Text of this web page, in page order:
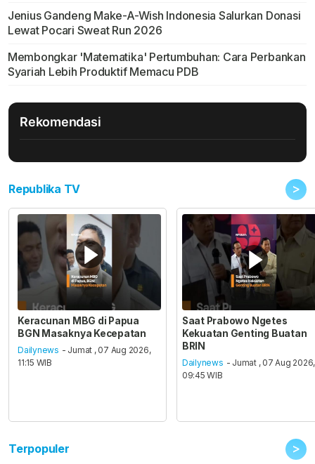
Jenius Gandeng Make-A-Wish Indonesia Salurkan Donasi
Lewat Pocari Sweat Run 2026
Membongkar 'Matematika' Pertumbuhan: Cara Perbankan
Syariah Lebih Produktif Memacu PDB
Rekomendasi
Republika TV >
Keracunan MBG di Papua
BGN Masaknya Kecepatan
Dailynews - Jumat , 07 Aug 2026,
11:15 WIB
Saat Prabowo Ngetes
Kekuatan Genting Buatan
BRIN
Dailynews - Jumat , 07 Aug 2026,
09:45 WIB
Terpopuler >